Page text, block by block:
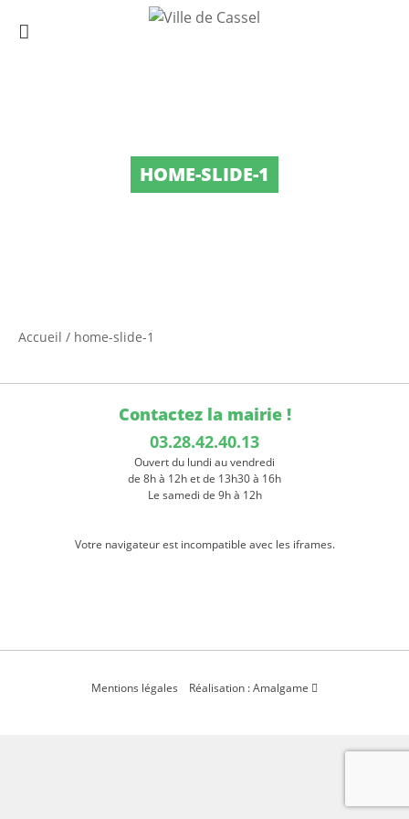
HOME-SLIDE-1
Accueil / home-slide-1
Contactez la mairie !
03.28.42.40.13
Ouvert du lundi au vendredi
de 8h à 12h et de 13h30 à 16h
Le samedi de 9h à 12h
Votre navigateur est incompatible avec les iframes.
Mentions légales Réalisation : Amalgame